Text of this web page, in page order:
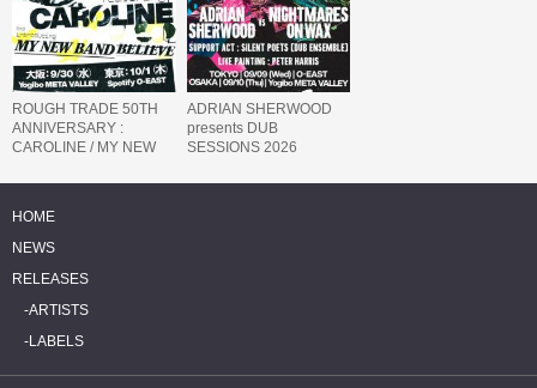
ROUGH TRADE 50TH
ANNIVERSARY :
CAROLINE / MY NEW
ADRIAN SHERWOOD
presents DUB
SESSIONS 2026
HOME
NEWS
RELEASES
ARTISTS
LABELS